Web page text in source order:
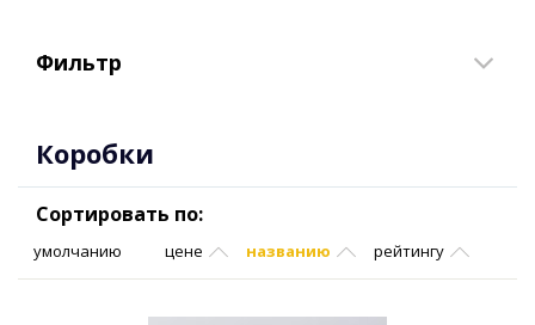
Фильтр
Коробки
Сортировать по:
умолчанию цене названию рейтингу